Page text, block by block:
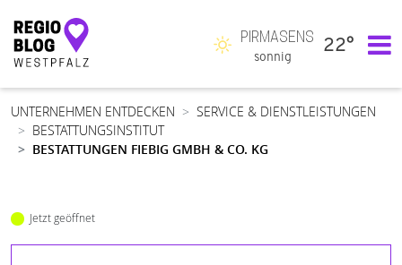
Hauptnavigation
PIRMASENS
sonnig
22°
UNTERNEHMEN ENTDECKEN
SERVICE & DIENSTLEISTUNGEN
BESTATTUNGSINSTITUT
BESTATTUNGEN FIEBIG GMBH & CO. KG
Jetzt geöffnet